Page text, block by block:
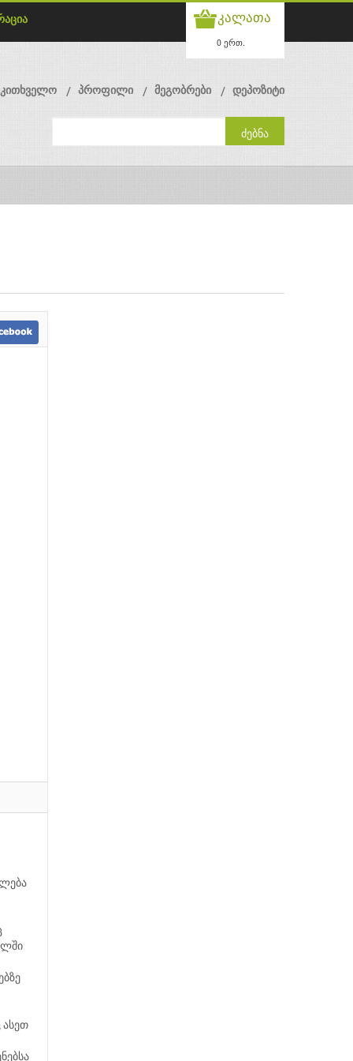
კალათა
0 ერთ.
პროფილი მეგობრები დეპოზიტი
ასეთ